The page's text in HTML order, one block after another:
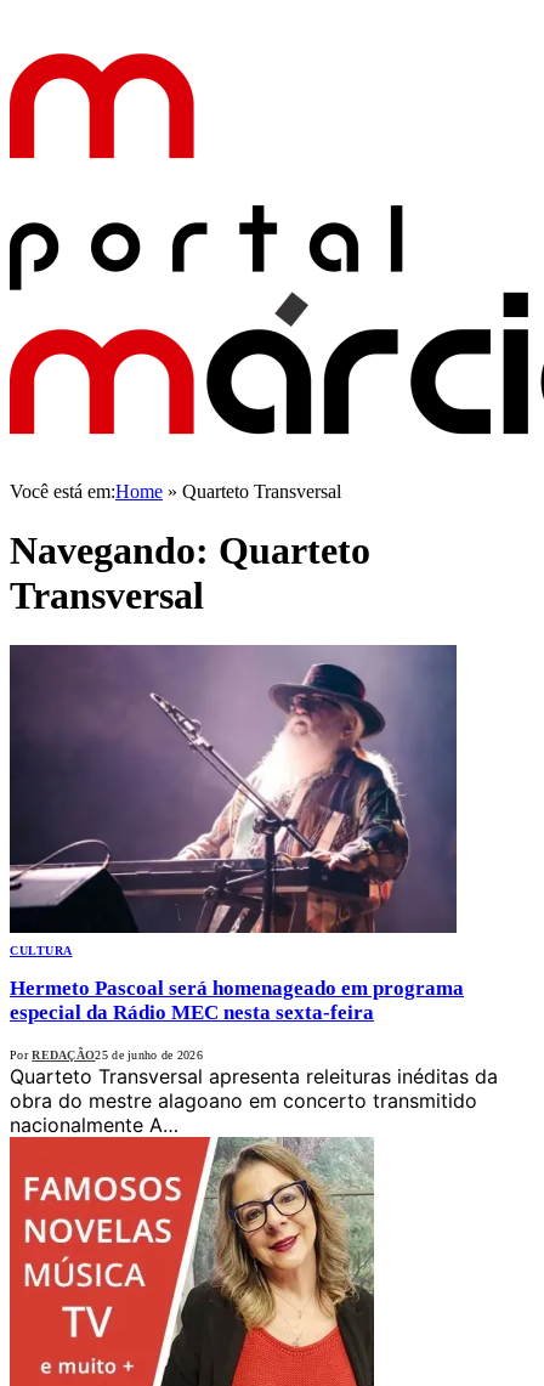
Você está em:Home » Quarteto Transversal
Navegando: Quarteto
Transversal
CULTURA
Hermeto Pascoal será homenageado em programa
especial da Rádio MEC nesta sexta-feira
Por REDAÇÃO25 de junho de 2026
Quarteto Transversal apresenta releituras inéditas da
obra do mestre alagoano em concerto transmitido
nacionalmente A…